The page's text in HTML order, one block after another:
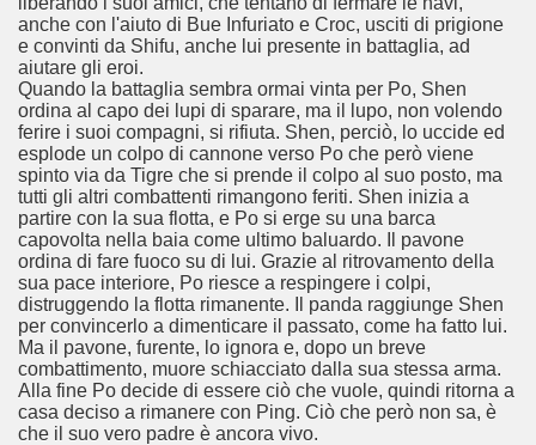
anche con l'aiuto di Bue Infuriato e Croc, usciti di prigione
e convinti da Shifu, anche lui presente in battaglia, ad
aiutare gli eroi.
Quando la battaglia sembra ormai vinta per Po, Shen
ordina al capo dei lupi di sparare, ma il lupo, non volendo
ferire i suoi compagni, si rifiuta. Shen, perciò, lo uccide ed
esplode un colpo di cannone verso Po che però viene
spinto via da Tigre che si prende il colpo al suo posto, ma
tutti gli altri combattenti rimangono feriti. Shen inizia a
partire con la sua flotta, e Po si erge su una barca
capovolta nella baia come ultimo baluardo. Il pavone
ordina di fare fuoco su di lui. Grazie al ritrovamento della
sua pace interiore, Po riesce a respingere i colpi,
distruggendo la flotta rimanente. Il panda raggiunge Shen
per convincerlo a dimenticare il passato, come ha fatto lui.
Ma il pavone, furente, lo ignora e, dopo un breve
combattimento, muore schiacciato dalla sua stessa arma.
Alla fine Po decide di essere ciò che vuole, quindi ritorna a
casa deciso a rimanere con Ping. Ciò che però non sa, è
che il suo vero padre è ancora vivo.
Se Ti Piacciono nel mese di Luglio 2014.